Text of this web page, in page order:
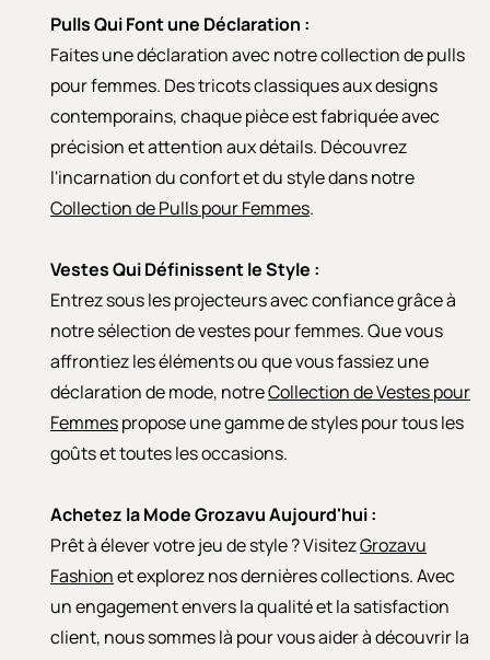
Pulls Qui Font une Déclaration :
Faites une déclaration avec notre collection de pulls
pour femmes. Des tricots classiques aux designs
contemporains, chaque pièce est fabriquée avec
précision et attention aux détails. Découvrez
l'incarnation du confort et du style dans notre
Collection de Pulls pour Femmes.
Vestes Qui Définissent le Style :
Entrez sous les projecteurs avec confiance grâce à
notre sélection de vestes pour femmes. Que vous
affrontiez les éléments ou que vous fassiez une
déclaration de mode, notreCollection de Vestes pour
Femmespropose une gamme de styles pour tous les
goûts et toutes les occasions.
Achetez la Mode Grozavu Aujourd'hui :
Prêt à élever votre jeu de style ? VisitezGrozavu
Fashionet explorez nos dernières collections. Avec
un engagement envers la qualité et la satisfaction
client, nous sommes là pour vous aider à découvrir la